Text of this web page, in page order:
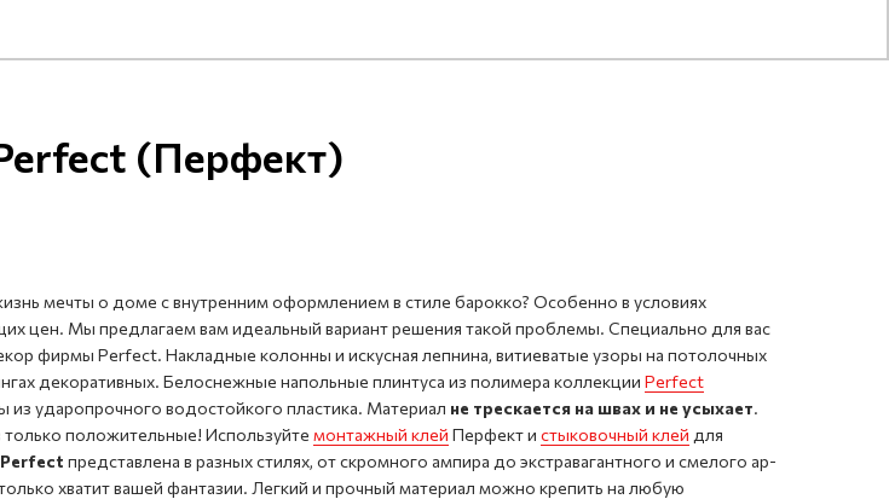
(Перфект)
мечты о доме с внутренним оформлением в стиле барокко? Особенно в условиях
цен. Мы предлагаем вам идеальный вариант решения такой проблемы. Специально для вас
фирмы Perfect. Накладные колонны и искусная лепнина, витиеватые узоры на потолочных
декоративных. Белоснежные напольные плинтуса из полимера коллекции Perfect
из ударопрочного водостойкого пластика. Материал не трескается на швах и не усыхает.
положительные! Используйте монтажный клей Перфект и стыковочный клей для
представлена в разных стилях, от скромного ампира до экстравагантного и смелого ар-
хватит вашей фантазии. Легкий и прочный материал можно крепить на любую